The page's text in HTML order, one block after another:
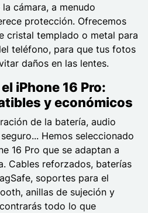
cámara, a menudo
protección. Ofrecemos
cristal templado o metal para
teléfono, para que tus fotos
daños en las lentes.
iPhone 16 Pro:
y económicos
de la batería, audio
Hemos seleccionado
16 Pro que se adaptan a
Cables reforzados, baterías
soportes para el
anillas de sujeción y
todo lo que